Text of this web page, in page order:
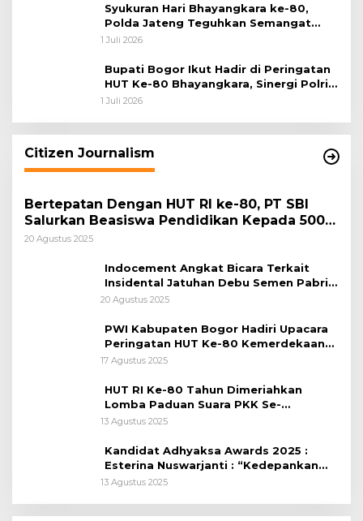
Syukuran Hari Bhayangkara ke-80,
Polda Jateng Teguhkan Semangat
Pengabdian dan Pererat Kebersamaan
1 Juli 2026
Bupati Bogor Ikut Hadir di Peringatan
HUT Ke-80 Bhayangkara, Sinergi Polri
dan Pemkab Bogor Jadi Kunci Menjaga
1 Juli 2026
Citizen Journalism
Bertepatan Dengan HUT RI ke-80, PT SBI
Salurkan Beasiswa Pendidikan Kepada 500
Pelajar
20 Agustus 2025
Indocement Angkat Bicara Terkait
Insidental Jatuhan Debu Semen Pabrik
Citeureup
20 Agustus 2025
PWI Kabupaten Bogor Hadiri Upacara
Peringatan HUT Ke-80 Kemerdekaan
RI, di Lapangan Tegar Beriman
17 Agustus 2025
HUT RI Ke-80 Tahun Dimeriahkan
Lomba Paduan Suara PKK Se-
Kabupaten Bogor
13 Agustus 2025
Kandidat Adhyaksa Awards 2025 :
Esterina Nuswarjanti : “Kedepankan
Keadilan Restoratif Wujudkan
13 Agustus 2025